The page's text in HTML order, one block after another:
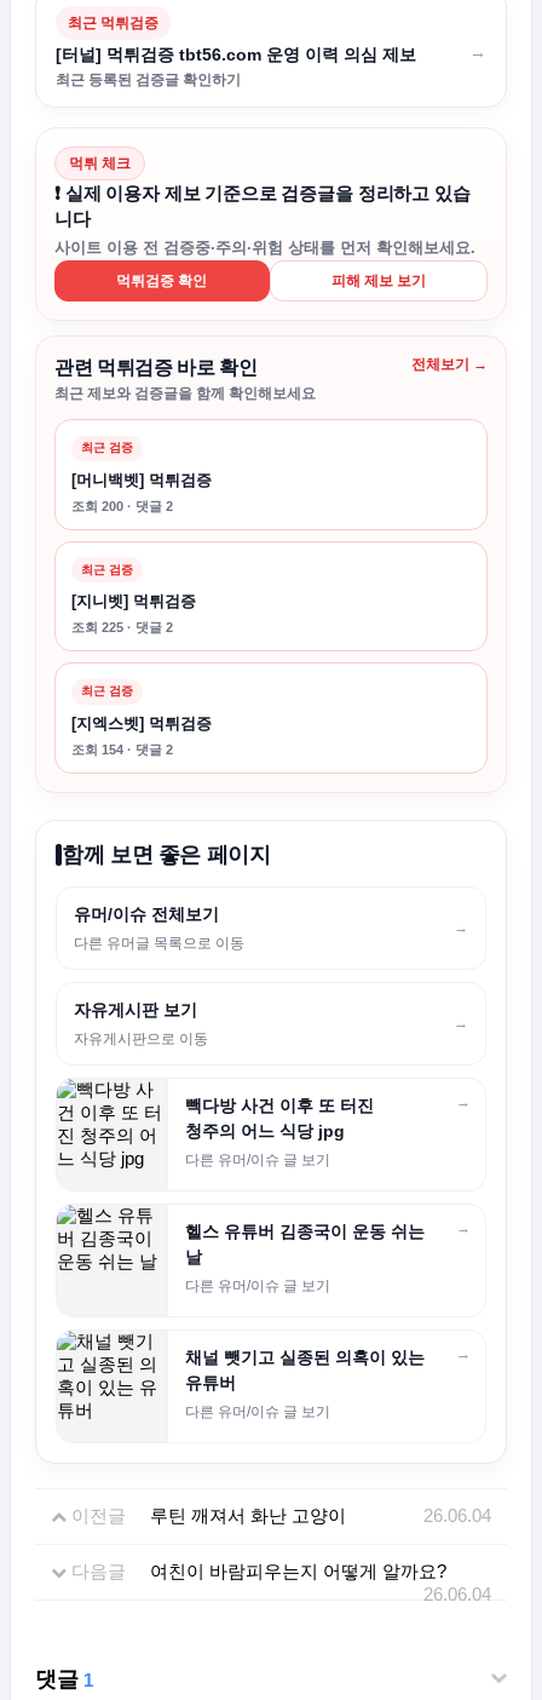
최근 먹튀검증
[터널] 먹튀검증 tbt56.com 운영 이력 의심 제보
최근 등록된 검증글 확인하기
→
먹튀 체크
❗ 실제 이용자 제보 기준으로 검증글을 정리하고 있습
니다
사이트 이용 전 검증중·주의·위험 상태를 먼저 확인해보세요.
먹튀검증 확인 피해 제보 보기
관련 먹튀검증 바로 확인
최근 제보와 검증글을 함께 확인해보세요
전체보기 →
최근 검증
[머니백벳] 먹튀검증
조회 200 · 댓글 2
최근 검증
[지니벳] 먹튀검증
조회 225 · 댓글 2
최근 검증
[지엑스벳] 먹튀검증
조회 154 · 댓글 2
함께 보면 좋은 페이지
유머/이슈 전체보기
다른 유머글 목록으로 이동
→
자유게시판 보기
자유게시판으로 이동
→
빽다방 사건 이후 또 터진
청주의 어느 식당 jpg
다른 유머/이슈 글 보기
→
헬스 유튜버 김종국이 운동 쉬는
날
다른 유머/이슈 글 보기
→
채널 뺏기고 실종된 의혹이 있는
유튜버
다른 유머/이슈 글 보기
→
이전글 루틴 깨져서 화난 고양이 26.06.04
다음글
여친이 바람피우는지 어떻게 알까요?
26.06.04
댓글 1